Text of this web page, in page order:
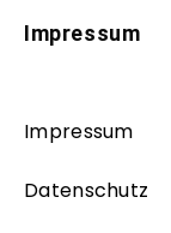
Impressum
Impressum
Datenschutz